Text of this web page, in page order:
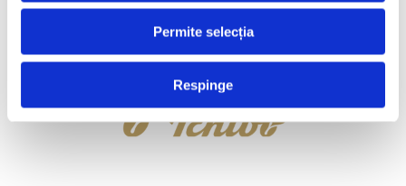
Permite selecția
Respinge